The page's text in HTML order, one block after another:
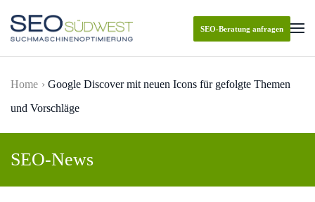
Skip to main content
SEO-Beratung anfragen
Home
Google Discover mit neuen Icons für gefolgte Themen
und Vorschläge
SEO-News